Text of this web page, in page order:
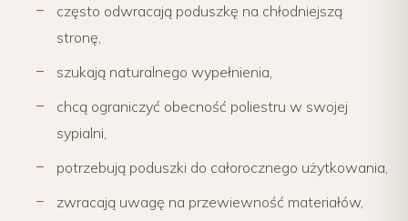
często odwracają poduszkę na chłodniejszą
stronę,
szukają naturalnego wypełnienia,
chcą ograniczyć obecność poliestru w swojej
sypialni,
potrzebują poduszki do całorocznego użytkowania,
zwracają uwagę na przewiewność materiałów,